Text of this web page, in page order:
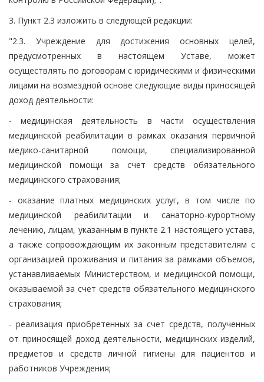
3. Пункт 2.3 изложить в следующей редакции:
"2.3. Учреждение для достижения основных целей,
предусмотренных в настоящем Уставе, может
осуществлять по договорам с юридическими и физическими
лицами на возмездной основе следующие виды приносящей
доход деятельности:
- медицинская деятельность в части осуществления
медицинской реабилитации в рамках оказания первичной
медико-санитарной помощи, специализированной
медицинской помощи за счет средств обязательного
медицинского страхования;
- оказание платных медицинских услуг, в том числе по
медицинской реабилитации и санаторно-курортному
лечению, лицам, указанным в пункте 2.1 настоящего устава,
а также сопровождающим их законным представителям с
организацией проживания и питания за рамками объемов,
устанавливаемых Министерством, и медицинской помощи,
оказываемой за счет средств обязательного медицинского
страхования;
- реализация приобретенных за счет средств, полученных
от приносящей доход деятельности, медицинских изделий,
предметов и средств личной гигиены для пациентов и
работников Учреждения;